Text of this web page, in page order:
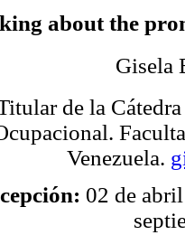
about the
Gisela
de la
Venezuela.
02 de